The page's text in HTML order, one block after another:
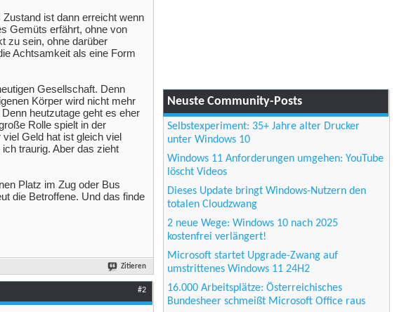
ist dann erreicht wenn
Gemüts erfährt, ohne von
zu sein, ohne darüber
Achtsamkeit als eine Form
Gesellschaft. Denn
Körper wird nicht mehr
heutzutage geht es eher
Rolle spielt in der
Geld hat ist gleich viel
traurig. Aber das zieht
Platz im Zug oder Bus
die Betroffene. Und das finde
Zitieren
#2
Neuste Community-Posts
Selbstexperiment: 35+ Jahre alter Drucker
unter Windows 10
Windows 11 Anforderungen umgehen: YouTube
löscht Videos
Dieses Update bringt Windows-Nutzern den
totalen Cloudzwang
2 neue Wege: Windows 10 nach 2025
kostenfrei verlängert!
Microsoft startet Upgrade-Zwang auf
umstrittenes Windows 11 24H2
16.000 Arbeitsplätze: Österreichisches
Bundesheer schmeißt Microsoft Office raus